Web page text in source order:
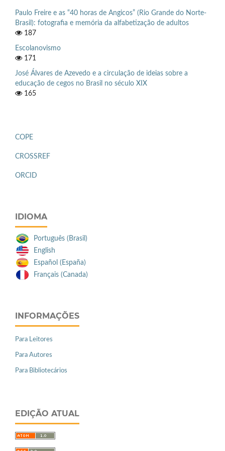
Paulo Freire e as “40 horas de Angicos” (Rio Grande do Norte-
Brasil): fotografia e memória da alfabetização de adultos
187
Escolanovismo
171
José Álvares de Azevedo e a circulação de ideias sobre a
educação de cegos no Brasil no século XIX
165
COPE
CROSSREF
ORCID
IDIOMA
Português (Brasil)
English
Español (España)
Français (Canada)
INFORMAÇÕES
Para Leitores
Para Autores
Para Bibliotecários
EDIÇÃO ATUAL